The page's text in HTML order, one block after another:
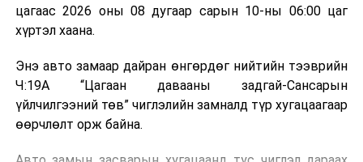
Япон, Герман, Швейцар, Нидерланд, Өмнөд Солонгос
зэрэг улс лаг хатаах, шатаах технологийг ашиглаж
байна. Тухайлбал, Германд лаг шатаах үйлдвэрээс
гарсан үнснээс фосфор сэргээн авах технологи
ашигладаг бол Нидерландад төвлөрсөн лаг
боловсруулах үйлдвэрүүдээр дулаан, цахилгаан
цагаас 2026 оны 08 дугаар сарын 10-ны 06:00 цаг
хүртэл хаана.
Энэ авто замаар дайран өнгөрдөг нийтийн тээврийн
Ч:19А “Цагаан давааны задгай-Сансарын
үйлчилгээний төв” чиглэлийн замналд түр хугацаагаар
өөрчлөлт орж байна.